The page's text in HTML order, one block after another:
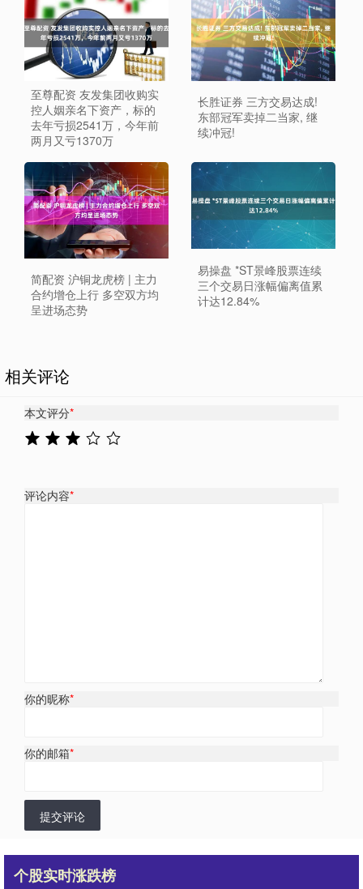
至尊配资 友发集团收购实
控人姻亲名下资产，标的
去年亏损2541万，今年前
两月又亏1370万
长胜证券 三方交易达成!
东部冠军卖掉二当家, 继
续冲冠!
简配资 沪铜龙虎榜 | 主力
合约增仓上行 多空双方均
呈进场态势
易操盘 *ST景峰股票连续
三个交易日涨幅偏离值累
计达12.84%
相关评论
本文评分*
评论内容*
你的昵称*
你的邮箱*
提交评论
个股实时涨跌榜